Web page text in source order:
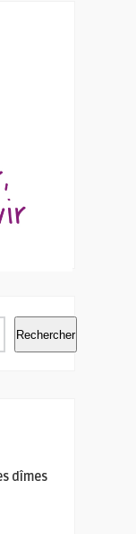
Rechercher
dîmes